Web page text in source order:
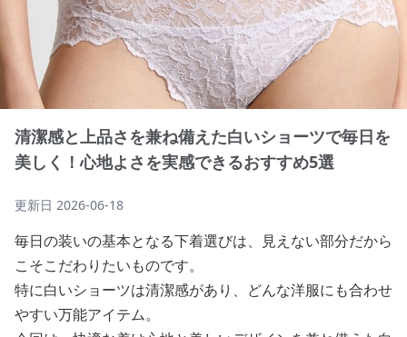
清潔感と上品さを兼ね備えた白いショーツで毎日を
美しく！心地よさを実感できるおすすめ5選
更新日 2026-06-18
毎日の装いの基本となる下着選びは、見えない部分だから
こそこだわりたいものです。
特に白いショーツは清潔感があり、どんな洋服にも合わせ
やすい万能アイテム。